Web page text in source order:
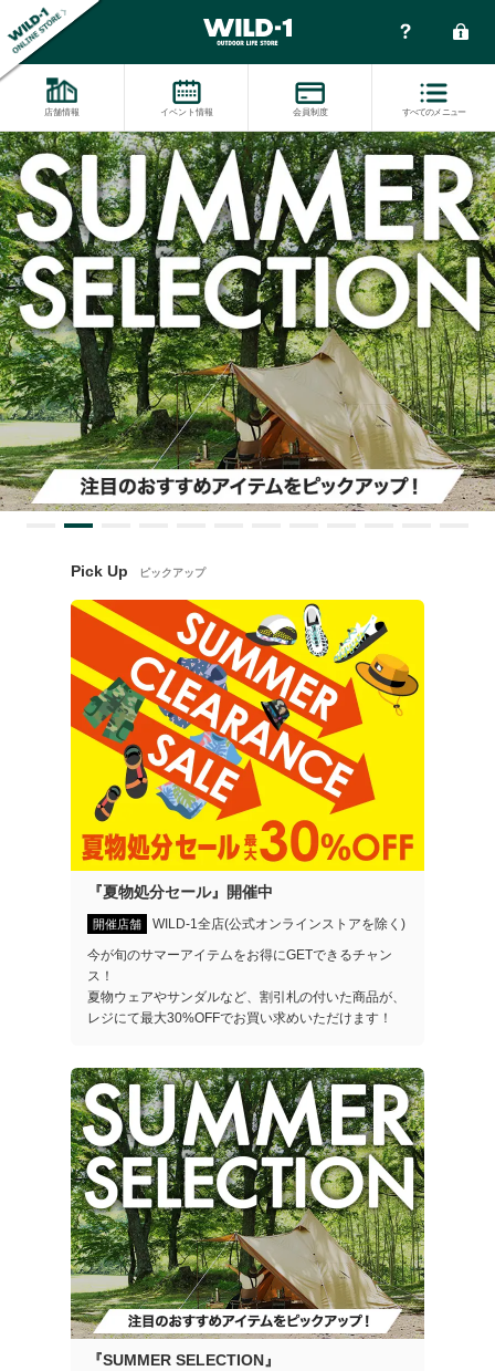
店舗情報 イベント情報 会員制度 すべてのメニュー
Pick Up ピックアップ
『夏物処分セール』開催中
開催店舗
WILD-1全店(公式オンラインストアを除く)
今が旬のサマーアイテムをお得にGETできるチャン
ス！
夏物ウェアやサンダルなど、割引札の付いた商品が、
レジにて最大30%OFFでお買い求めいただけます！
『SUMMER SELECTION』